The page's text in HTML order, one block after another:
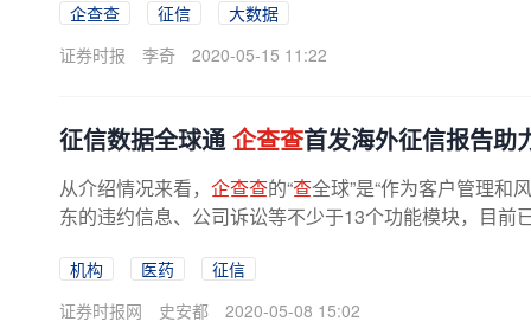
企查查 征信
大数据
证券时报
李奇 2020-05-15 11:22
征信数据全球通企查查首发海外征信报告助
从介绍情况来看， 企查查的“查全球”是“作为客户管理和
东的违约信息、公司诉讼等不少于13个功能模块，目前
机构 医药
征信
证券时报网
史安都 2020-05-08 15:02